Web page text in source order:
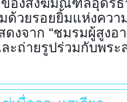
องสังฆมณฑลอุดรธ
ด้วยรอยยิ้มแห่งคว
งจาก “ชมรมผู้สูงอ
ะถ่ายรูปร่วมกับพระ